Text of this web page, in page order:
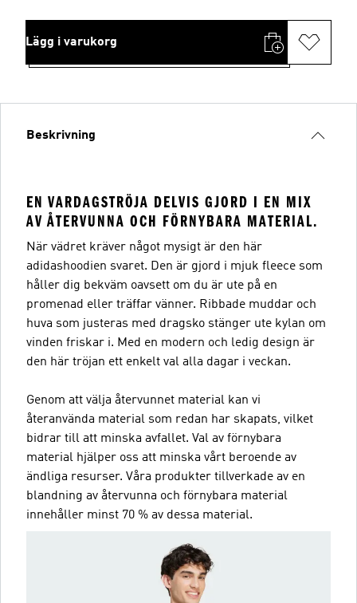
Lägg i varukorg
Beskrivning
EN VARDAGSTRÖJA DELVIS GJORD I EN MIX
AV ÅTERVUNNA OCH FÖRNYBARA MATERIAL.
När vädret kräver något mysigt är den här
adidashoodien svaret. Den är gjord i mjuk fleece som
håller dig bekväm oavsett om du är ute på en
promenad eller träffar vänner. Ribbade muddar och
huva som justeras med dragsko stänger ute kylan om
vinden friskar i. Med en modern och ledig design är
den här tröjan ett enkelt val alla dagar i veckan.
Genom att välja återvunnet material kan vi
återanvända material som redan har skapats, vilket
bidrar till att minska avfallet. Val av förnybara
material hjälper oss att minska vårt beroende av
ändliga resurser. Våra produkter tillverkade av en
blandning av återvunna och förnybara material
innehåller minst 70 % av dessa material.